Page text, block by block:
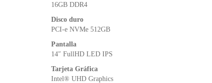
16GB DDR4
Disco duro
PCI-e NVMe 512GB
Pantalla
14″ FullHD LED IPS
Tarjeta Gráfica
Intel® UHD Graphics